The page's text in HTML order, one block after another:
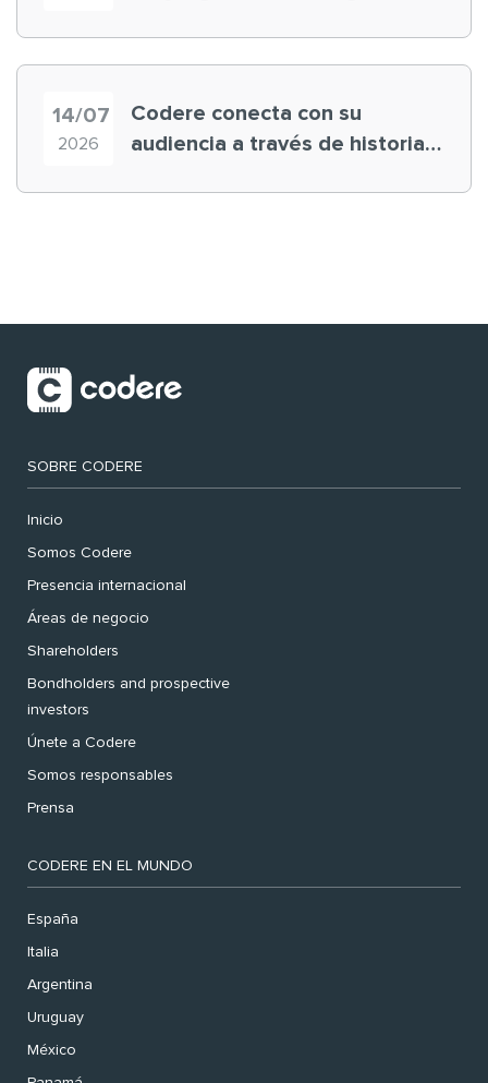
14/07
2026
Codere conecta con su
audiencia a través de historias
SOBRE CODERE
Inicio
Somos Codere
Presencia internacional
Áreas de negocio
Shareholders
Bondholders and prospective
investors
Únete a Codere
Somos responsables
Prensa
CODERE EN EL MUNDO
España
Italia
Argentina
Uruguay
México